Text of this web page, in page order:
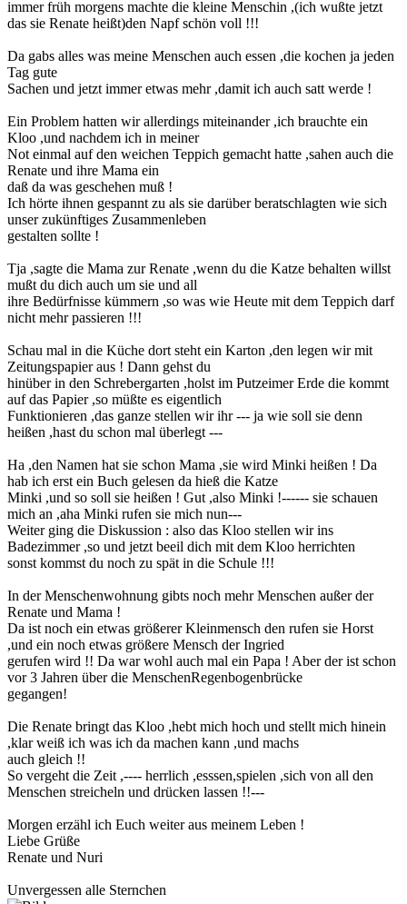
immer früh morgens machte die kleine Menschin ,(ich wußte jetzt
das sie Renate heißt)den Napf schön voll !!!
Da gabs alles was meine Menschen auch essen ,die kochen ja jeden
Tag gute
Sachen und jetzt immer etwas mehr ,damit ich auch satt werde !
Ein Problem hatten wir allerdings miteinander ,ich brauchte ein
Kloo ,und nachdem ich in meiner
Not einmal auf den weichen Teppich gemacht hatte ,sahen auch die
Renate und ihre Mama ein
daß da was geschehen muß !
Ich hörte ihnen gespannt zu als sie darüber beratschlagten wie sich
unser zukünftiges Zusammenleben
gestalten sollte !
Tja ,sagte die Mama zur Renate ,wenn du die Katze behalten willst
mußt du dich auch um sie und all
ihre Bedürfnisse kümmern ,so was wie Heute mit dem Teppich darf
nicht mehr passieren !!!
Schau mal in die Küche dort steht ein Karton ,den legen wir mit
Zeitungspapier aus ! Dann gehst du
hinüber in den Schrebergarten ,holst im Putzeimer Erde die kommt
auf das Papier ,so müßte es eigentlich
Funktionieren ,das ganze stellen wir ihr --- ja wie soll sie denn
heißen ,hast du schon mal überlegt ---
Ha ,den Namen hat sie schon Mama ,sie wird Minki heißen ! Da
hab ich erst ein Buch gelesen da hieß die Katze
Minki ,und so soll sie heißen ! Gut ,also Minki !------ sie schauen
mich an ,aha Minki rufen sie mich nun---
Weiter ging die Diskussion : also das Kloo stellen wir ins
Badezimmer ,so und jetzt beeil dich mit dem Kloo herrichten
sonst kommst du noch zu spät in die Schule !!!
In der Menschenwohnung gibts noch mehr Menschen außer der
Renate und Mama !
Da ist noch ein etwas größerer Kleinmensch den rufen sie Horst
,und ein noch etwas größere Mensch der Ingried
gerufen wird !! Da war wohl auch mal ein Papa ! Aber der ist schon
vor 3 Jahren über die MenschenRegenbogenbrücke
gegangen!
Die Renate bringt das Kloo ,hebt mich hoch und stellt mich hinein
,klar weiß ich was ich da machen kann ,und machs
auch gleich !!
So vergeht die Zeit ,---- herrlich ,esssen,spielen ,sich von all den
Menschen streicheln und drücken lassen !!---
Morgen erzähl ich Euch weiter aus meinem Leben !
Liebe Grüße
Renate und Nuri
Unvergessen alle Sternchen